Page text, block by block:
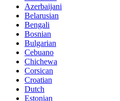
Azerbaijani
Belarusian
Bengali
Bosnian
Bulgarian
Cebuano
Chichewa
Corsican
Croatian
Dutch
Estonian